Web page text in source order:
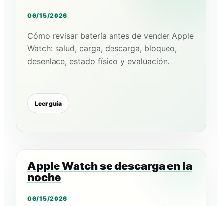
06/15/2026
Cómo revisar batería antes de vender Apple
Watch: salud, carga, descarga, bloqueo,
desenlace, estado físico y evaluación.
Leer guía
Apple Watch se descarga en la
noche
06/15/2026